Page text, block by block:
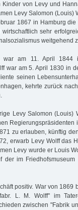
von Levy und
Levy Salomon (Louis)
1867 in Hamburg
sehr
weitgehend
war am 11. April 1844
war am 5. April 1830 in
seinen
kehrte zurück
Levy Salomon (Louis)
Regierungspräsidenten
zu erlauben, künftig
erwarb Levy Wolff das
Levy wurde er Louis
im Friedhofsmuseum
positiv. War von 1869
L. M. Wolff" im
zwischen "Fabrik